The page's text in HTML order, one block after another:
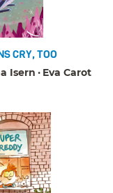
CRY, TOO
Isern Eva Carot